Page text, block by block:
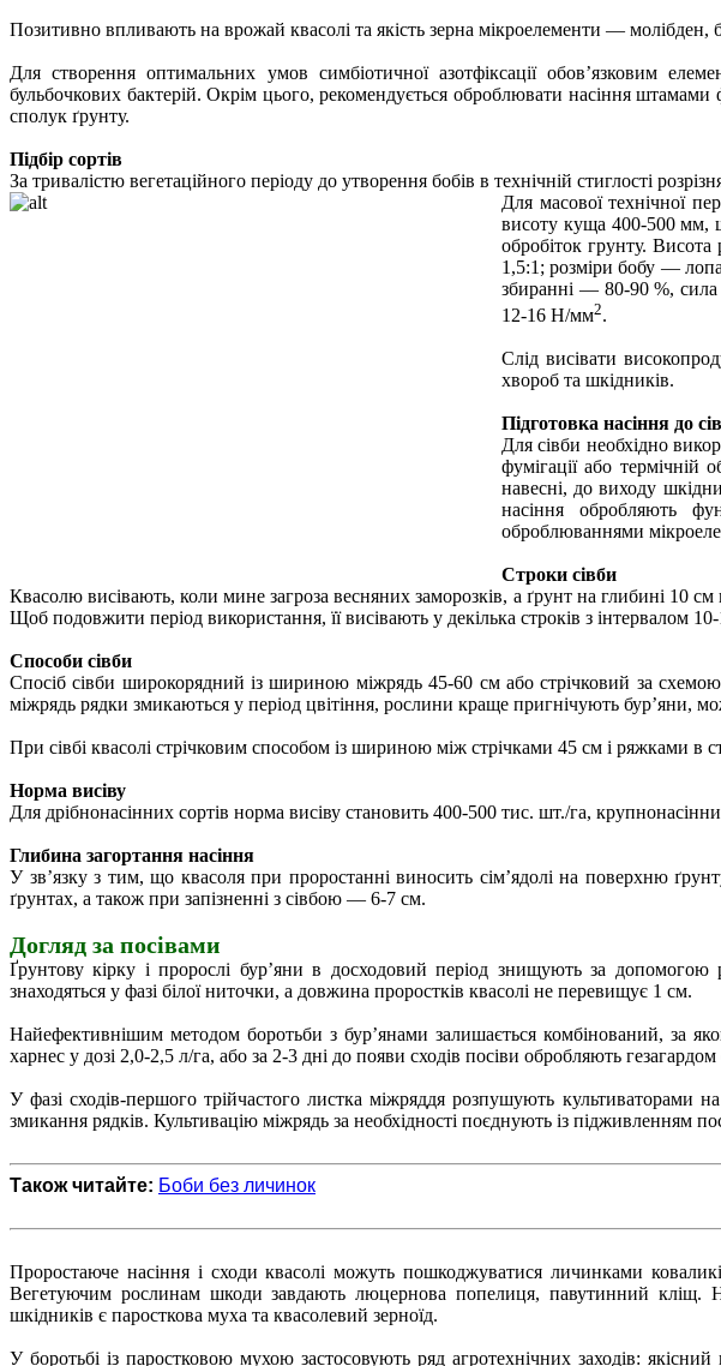
Позитивно впливають на врожай квасолі та якість зерна мікроелементи — молібден,
Для створення оптимальних умов симбіотичної азотфіксації обов’язковим
бульбочкових бактерій. Окрім цього, рекомендується оброблювати насіння
сполук ґрунту.
Підбір сортів
За тривалістю вегетаційного періоду до утворення бобів в технічній стиглості
Для масової технічної
висоту куща 400-500 мм,
обробіток грунту.
1,5:1; розміри бобу —
збиранні — 80-90 %,
12-16 Н/мм2.
Слід висівати
хвороб та шкідників.
Підготовка насіння до
Для сівби необхідно
фумігації або
навесні, до виходу
насіння обробляють
оброблюваннями
Строки сівби
Квасолю висівають, коли мине загроза весняних заморозків, а ґрунт на глибині 10
Щоб подовжити період використання, її висівають у декілька строків з інтервалом 10-
Способи сівби
Спосіб сівби широкорядний із шириною міжрядь 45-60 см або стрічковий за
міжрядь рядки змикаються у період цвітіння, рослини краще пригнічують бур’яни,
При сівбі квасолі стрічковим способом із шириною між стрічками 45 см і ряжками
Норма висіву
Для дрібнонасінних сортів норма висіву становить 400-500 тис. шт./га,
Глибина загортання насіння
У зв’язку з тим, що квасоля при проростанні виносить сім’ядолі на поверхню
ґрунтах, а також при запізненні з сівбою — 6-7 см.
Догляд за посівами
Ґрунтову кірку і пророслі бур’яни в досходовий період знищують за
знаходяться у фазі білої ниточки, а довжина проростків квасолі не перевищує 1 см.
Найефективнішим методом боротьби з бур’янами залишається комбінований, за
харнес у дозі 2,0-2,5 л/га, або за 2-3 дні до появи сходів посіви обробляють
У фазі сходів-першого трійчастого листка міжряддя розпушують
змикання рядків. Культивацію міжрядь за необхідності поєднують із підживленням
Також читайте: Боби без личинок
Проростаюче насіння і сходи квасолі можуть пошкоджуватися личинками
Вегетуючим рослинам шкоди завдають люцернова попелиця, павутинний кліщ.
шкідників є паросткова муха та квасолевий зерноїд.
У боротьбі із паростковою мухою застосовують ряд агротехнічних заходів: